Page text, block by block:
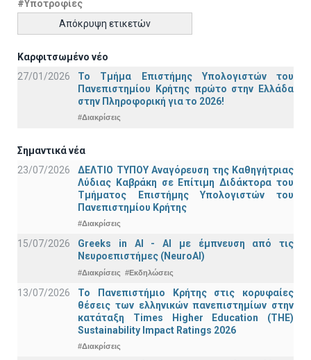
#Υποτροφίες
Απόκρυψη ετικετών
Καρφιτσωμένο νέο
27/01/2026
Το Τμήμα Επιστήμης Υπολογιστών του
Πανεπιστημίου Κρήτης πρώτο στην Ελλάδα
στην Πληροφορική για το 2026!
#Διακρίσεις
Σημαντικά νέα
23/07/2026
ΔΕΛΤΙΟ ΤΥΠΟΥ Αναγόρευση της Καθηγήτριας
Λύδιας Καβράκη σε Επίτιμη Διδάκτορα του
Τμήματος Επιστήμης Υπολογιστών του
Πανεπιστημίου Κρήτης
#Διακρίσεις
15/07/2026
Greeks in AI - ΑΙ με έμπνευση από τις
Νευροεπιστήμες (NeuroAI)
#Διακρίσεις #Εκδηλώσεις
13/07/2026
Το Πανεπιστήμιο Κρήτης στις κορυφαίες
θέσεις των ελληνικών πανεπιστημίων στην
κατάταξη Times Higher Education (ΤΗΕ)
Sustainability Impact Ratings 2026
#Διακρίσεις